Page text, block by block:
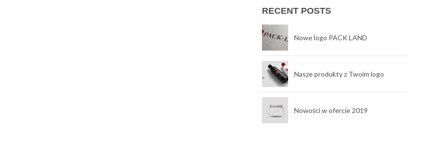
RECENT POSTS
Nowe logo PACK LAND
Nasze produkty z Twoim logo
Nowości w ofercie 2019